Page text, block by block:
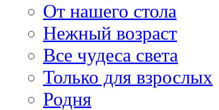
От нашего стола
Нежный возраст
Все чудеса света
Только для взрослых
Родня